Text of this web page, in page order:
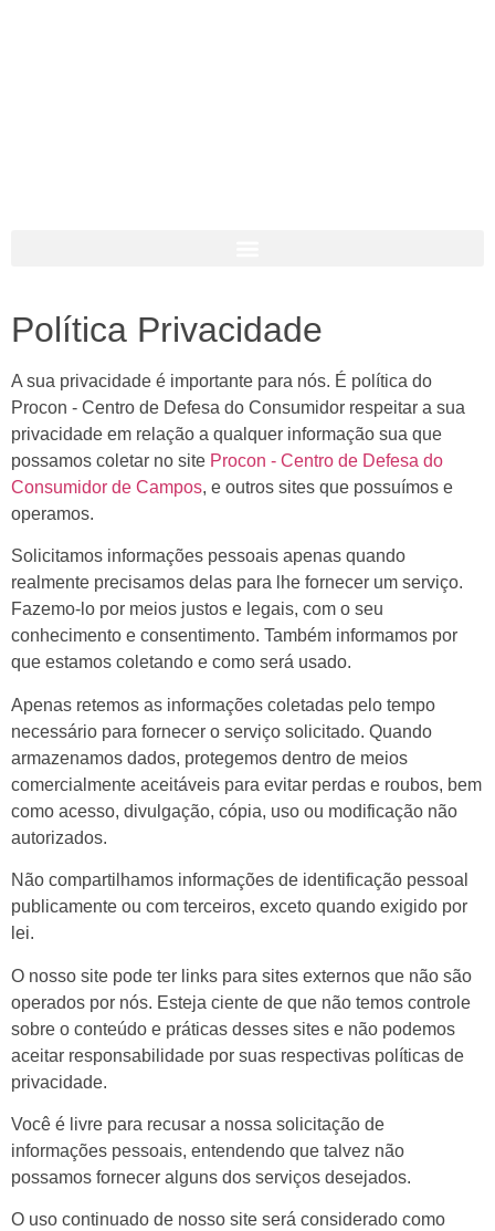
Política Privacidade
A sua privacidade é importante para nós. É política do
Procon - Centro de Defesa do Consumidor respeitar a sua
privacidade em relação a qualquer informação sua que
possamos coletar no site Procon - Centro de Defesa do
Consumidor de Campos, e outros sites que possuímos e
operamos.
Solicitamos informações pessoais apenas quando
realmente precisamos delas para lhe fornecer um serviço.
Fazemo-lo por meios justos e legais, com o seu
conhecimento e consentimento. Também informamos por
que estamos coletando e como será usado.
Apenas retemos as informações coletadas pelo tempo
necessário para fornecer o serviço solicitado. Quando
armazenamos dados, protegemos dentro de meios
comercialmente aceitáveis ​​para evitar perdas e roubos, bem
como acesso, divulgação, cópia, uso ou modificação não
autorizados.
Não compartilhamos informações de identificação pessoal
publicamente ou com terceiros, exceto quando exigido por
lei.
O nosso site pode ter links para sites externos que não são
operados por nós. Esteja ciente de que não temos controle
sobre o conteúdo e práticas desses sites e não podemos
aceitar responsabilidade por suas respectivas políticas de
privacidade.
Você é livre para recusar a nossa solicitação de
informações pessoais, entendendo que talvez não
possamos fornecer alguns dos serviços desejados.
O uso continuado de nosso site será considerado como